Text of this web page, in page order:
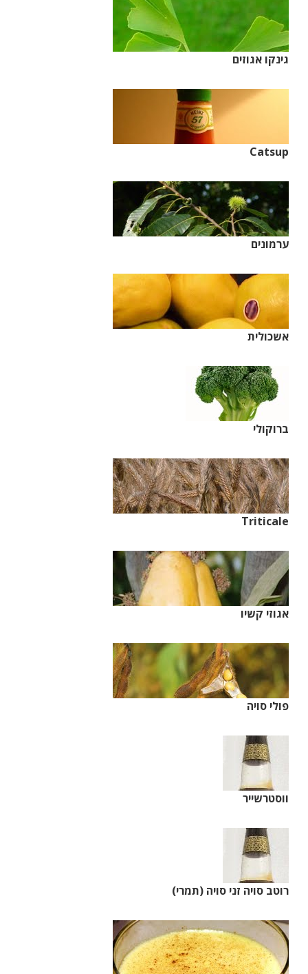
גינקו אגוזים
Catsup
ערמונים
אשכולית
ברוקולי
Triticale
אגוזי קשיו
פולי סויה
ווסטרשייר
רוטב סויה זני סויה (תמרי)